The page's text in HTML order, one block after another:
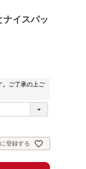
ナイスパッ
。ご了承の上ご
登録する